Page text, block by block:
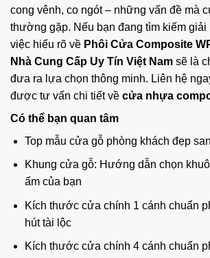
cong vênh, co ngót – những vấn đề mà
thường gặp. Nếu bạn đang tìm kiếm
việc hiểu rõ về Phôi Cửa Composite
Nhà Cung Cấp Uy Tín Việt Nam sẽ là
đưa ra lựa chọn thông minh. Liên hệ
được tư vấn chi tiết về cửa nhựa
Có thể bạn quan tâm
Top mẫu cửa gỗ phòng khách đẹp
Khung cửa gỗ: Hướng dẫn chọn
ấm của bạn
Kích thước cửa chính 1 cánh chuẩn
hút tài lộc
Kích thước cửa chính 4 cánh chuẩn